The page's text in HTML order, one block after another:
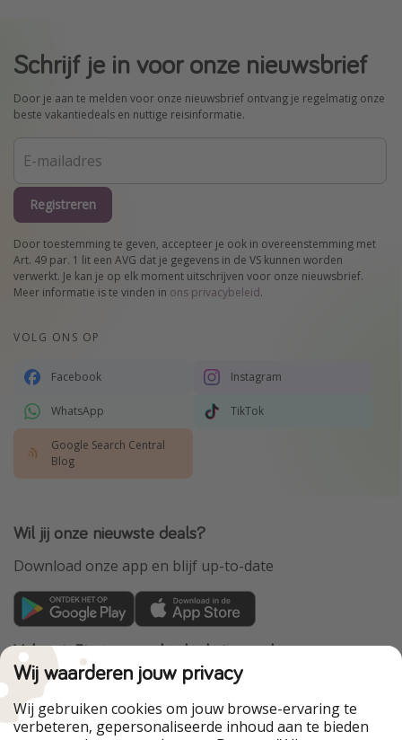
Schrijf je in voor onze nieuwsbrief
Door je aan te melden voor onze nieuwsbrief ontvang je regelmatig onze
beste vakantiedeals en nuttige reisinformatie.
Registreren
Door toestemming te geven, accepteer je ook in overeenstemming met
Art. 49 par. 1 lit een AVG dat je gegevens in de VS kunnen worden
verwerkt. Je kan je op elk moment uitschrijven voor onze nieuwsbrief.
Meer informatie is te vinden in ons privacybeleid.
VOLG ONS OP
Facebook Instagram
WhatsApp TikTok
Google Search Central
Blog
Wil jij onze nieuwste deals?
Download onze app en blijf up-to-date
VakantiePiraten maakt deel uit van de
HolidayPirates Group
Onze markten
PiratinViaggio HolidayPirates
Wij waarderen jouw privacy
Wij gebruiken cookies om jouw browse-ervaring te
verbeteren, gepersonaliseerde inhoud aan te bieden